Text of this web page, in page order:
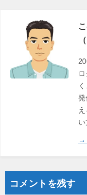
→
コメントを残す